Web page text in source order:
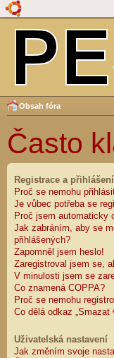
Obsah fóra
Často
Registrace a přihlášení
Proč se nemohu
Je vůbec potřeba se
Proč jsem automaticky
Jak zabráním, aby se
přihlášených?
Zapomněl jsem heslo!
Zaregistroval jsem se,
V minulosti jsem se
Co znamená COPPA?
Proč se nemohu
Co dělá odkaz
Uživatelská nastavení
Jak změním svoje